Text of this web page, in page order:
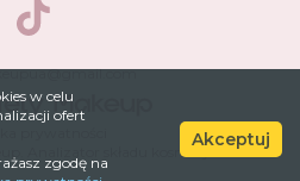
w celu
ofert
zgodę na
Akceptuj
Analizator składu kosmetyków
TikTok